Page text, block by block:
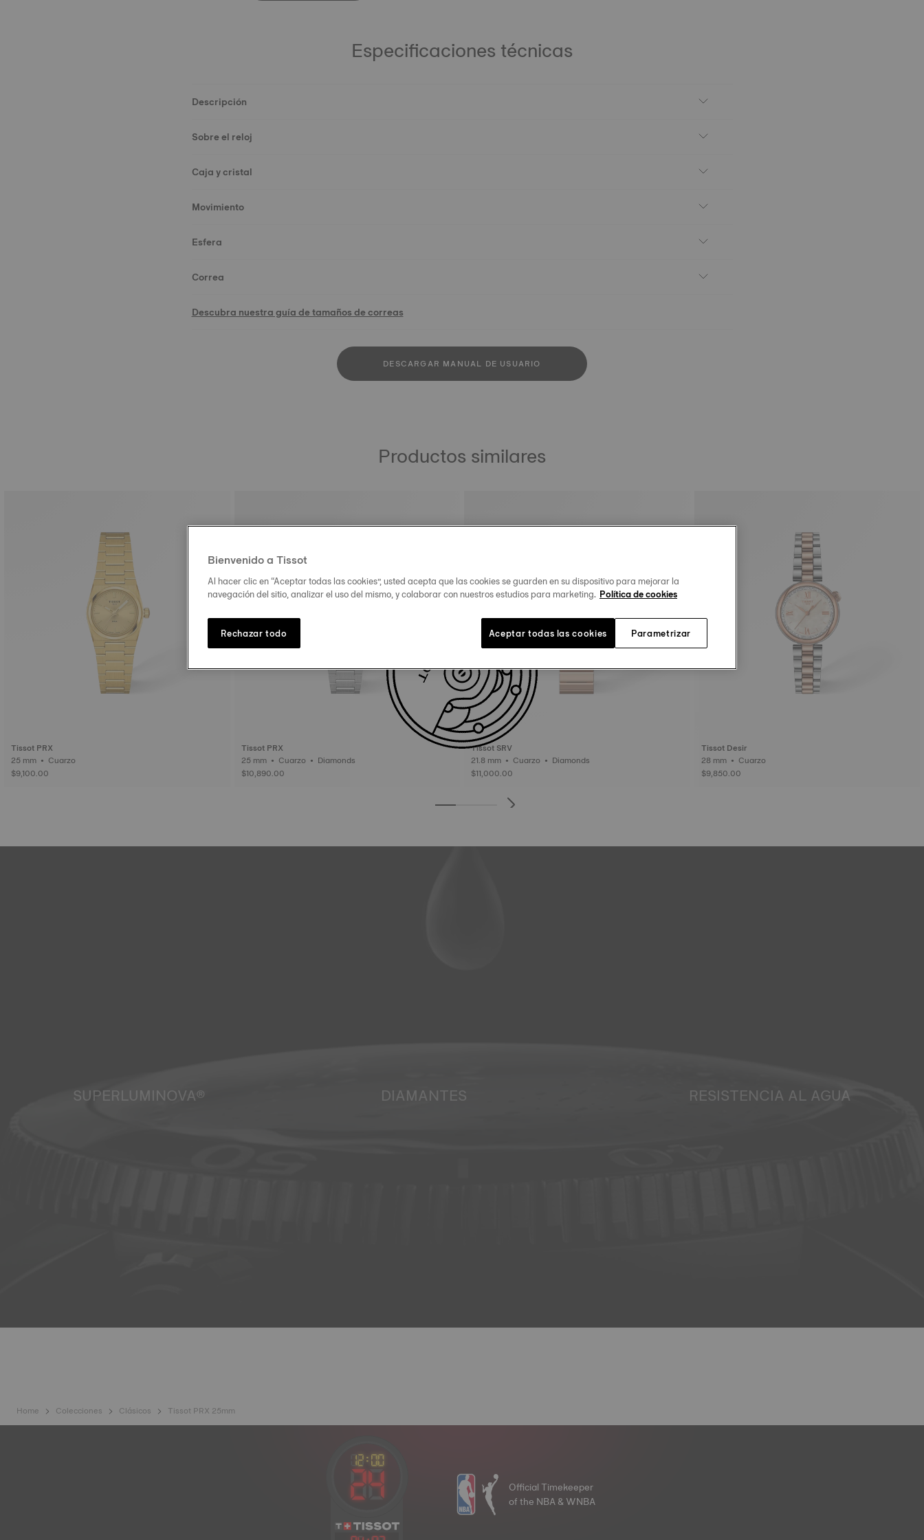
Especificaciones técnicas
Descripción
Sobre el reloj
Caja y cristal
Movimiento
Esfera
Correa
Descubra nuestra guía de tamaños de correas
DESCARGAR MANUAL DE USUARIO
Productos similares
Tissot PRX
25 mm • Cuarzo
$9,100.00
Tissot PRX
25 mm • Cuarzo • Diamonds
$10,890.00
Tissot SRV
21.8 mm • Cuarzo • Diamonds
$11,000.00
Tissot Desir
28 mm • Cuarzo
$9,850.00
SUPERLUMINOVA® DIAMANTES RESISTENCIA AL AGUA
Home Colecciones Clásicos Tissot PRX 25mm
Official Timekeeper
of the NBA & WNBA
Bienvenido a Tissot
Al hacer clic en “Aceptar todas las cookies”, usted acepta que las cookies se guarden en su dispositivo para mejorar la
navegación del sitio, analizar el uso del mismo, y colaborar con nuestros estudios para marketing. Política de cookies
Parametrizar
Rechazar todo Aceptar todas las cookies